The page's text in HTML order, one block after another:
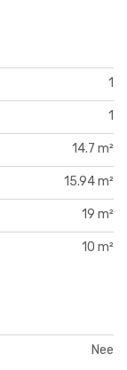
1
1
14.7 m²
15.94 m²
19 m²
10 m²
Nee